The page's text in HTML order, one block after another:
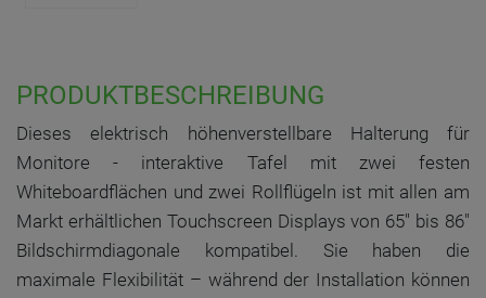
PRODUKTBESCHREIBUNG
Dieses elektrisch höhenverstellbare Halterung für
Monitore - interaktive Tafel mit zwei festen
Whiteboardflächen und zwei Rollflügeln ist mit allen am
Markt erhältlichen Touchscreen Displays von 65" bis 86"
Bildschirmdiagonale kompatibel. Sie haben die
maximale Flexibilität – während der Installation können